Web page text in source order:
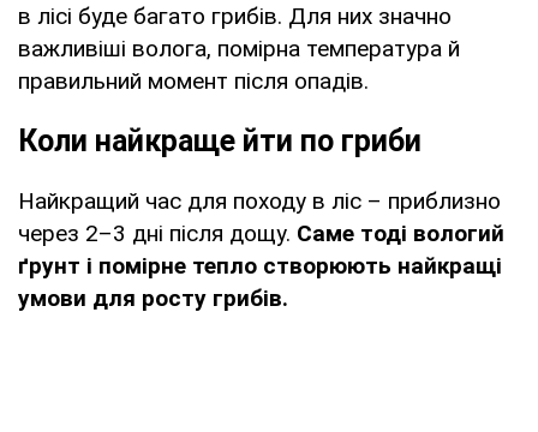
в лісі буде багато грибів. Для них значно
важливіші волога, помірна температура й
правильний момент після опадів.
Коли найкраще йти по гриби
Найкращий час для походу в ліс – приблизно
через 2–3 дні після дощу. Саме тоді вологий
ґрунт і помірне тепло створюють найкращі
умови для росту грибів.